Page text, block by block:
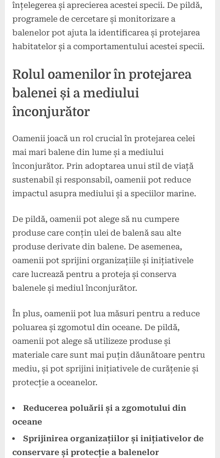
înțelegerea și aprecierea acestei specii. De pildă,
programele de cercetare și monitorizare a
balenelor pot ajuta la identificarea și protejarea
habitatelor și a comportamentului acestei specii.
Rolul oamenilor în protejarea
balenei și a mediului
înconjurător
Oamenii joacă un rol crucial în protejarea celei
mai mari balene din lume și a mediului
înconjurător. Prin adoptarea unui stil de viață
sustenabil și responsabil, oamenii pot reduce
impactul asupra mediului și a speciilor marine.
De pildă, oamenii pot alege să nu cumpere
produse care conțin ulei de balenă sau alte
produse derivate din balene. De asemenea,
oamenii pot sprijini organizațiile și inițiativele
care lucrează pentru a proteja și conserva
balenele și mediul înconjurător.
În plus, oamenii pot lua măsuri pentru a reduce
poluarea și zgomotul din oceane. De pildă,
oamenii pot alege să utilizeze produse și
materiale care sunt mai puțin dăunătoare pentru
mediu, și pot sprijini inițiativele de curățenie și
protecție a oceanelor.
Reducerea poluării și a zgomotului din
oceane
Sprijinirea organizațiilor și inițiativelor de
conservare și protecție a balenelor